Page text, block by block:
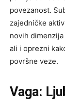
povezanost.
zajedničke
novih
ali i oprezni
površne veze.
Vaga: